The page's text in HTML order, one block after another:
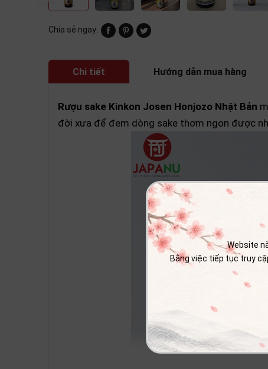
Chia sẻ ngay:
Chi tiết Hướng dẫn mua hàng
Rượu sake Kinkon Josen Honjozo Nhật Bản
đời xưa để đem dòng sake thơm ngon được
Website
Bằng việc tiếp tục truy